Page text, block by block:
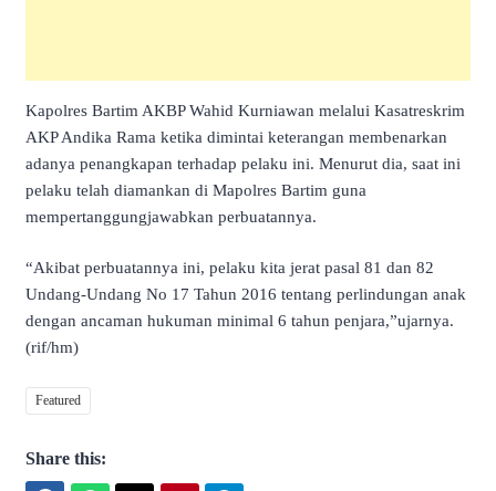
Kapolres Bartim AKBP Wahid Kurniawan melalui Kasatreskrim
AKP Andika Rama ketika dimintai keterangan membenarkan
adanya penangkapan terhadap pelaku ini. Menurut dia, saat ini
pelaku telah diamankan di Mapolres Bartim guna
mempertanggungjawabkan perbuatannya.
“Akibat perbuatannya ini, pelaku kita jerat pasal 81 dan 82
Undang-Undang No 17 Tahun 2016 tentang perlindungan anak
dengan ancaman hukuman minimal 6 tahun penjara,”ujarnya.
(rif/hm)
Featured
Share this: